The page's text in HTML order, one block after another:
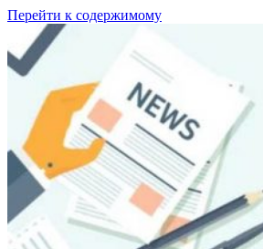
Перейти к содержимому